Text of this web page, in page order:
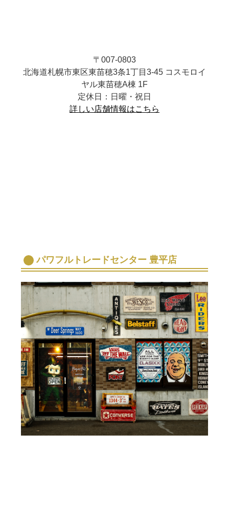
〒007-0803
北海道札幌市東区東苗穂3条1丁目3-45 コスモロイ
ヤル東苗穂A棟 1F
定休日：日曜・祝日
詳しい店舗情報はこちら
パワフルトレードセンター 豊平店